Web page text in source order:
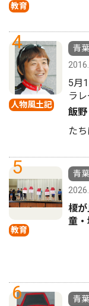
教育
4
人物風土記
青
5月
ラ
飯
た
5
教育
青
榎
童
6
青